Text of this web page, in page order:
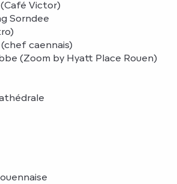
Victor)
Sorndee
caennais)
(Zoom by Hyatt Place Rouen)